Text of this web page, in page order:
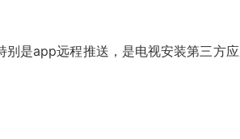
是app远程推送，是电视安装第三方